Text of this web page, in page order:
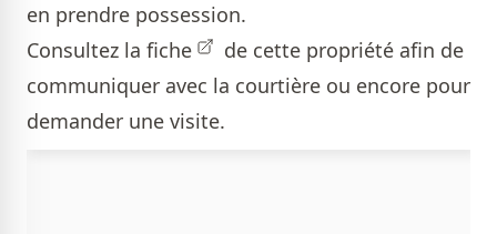
en prendre possession.
Consultez la fiche
de cette propriété afin de
communiquer avec la courtière ou encore pour
demander une visite.